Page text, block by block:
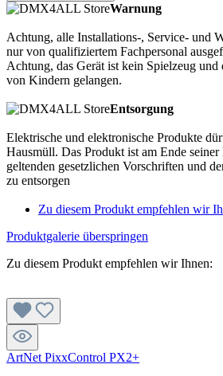
Warnung
Achtung, alle Installations-, Service- und
nur von qualifiziertem Fachpersonal
Achtung, das Gerät ist kein Spielzeug
von Kindern gelangen.
Entsorgung
Elektrische und elektronische Produkte
Hausmüll. Das Produkt ist am Ende seiner
geltenden gesetzlichen Vorschriften und
zu entsorgen
Zu diesem Produkt empfehlen wir
Produktgalerie überspringen
Zu diesem Produkt empfehlen wir Ihnen:
ArtNet PixxControl PX2+